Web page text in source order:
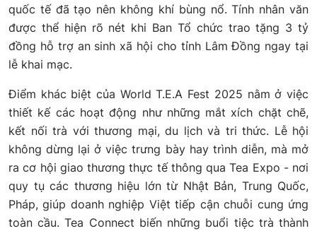
quốc tế đã tạo nên không khí bùng nổ. Tính nhân văn
được thể hiện rõ nét khi Ban Tổ chức trao tặng 3 tỷ
đồng hỗ trợ an sinh xã hội cho tỉnh Lâm Đồng ngay tại
lễ khai mạc.
Điểm khác biệt của World T.E.A Fest 2025 nằm ở việc
thiết kế các hoạt động như những mắt xích chặt chẽ,
kết nối trà với thương mại, du lịch và tri thức. Lễ hội
không dừng lại ở việc trưng bày hay trình diễn, mà mở
ra cơ hội giao thương thực tế thông qua Tea Expo - nơi
quy tụ các thương hiệu lớn từ Nhật Bản, Trung Quốc,
Pháp, giúp doanh nghiệp Việt tiếp cận chuỗi cung ứng
toàn cầu. Tea Connect biến những buổi tiệc trà thành